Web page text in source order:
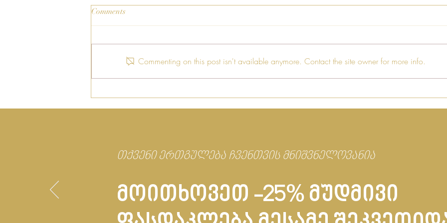
ისტორია
რა არის ნიშ სუნამო?
Comments
Commenting on this post isn't available anymore. Contact the site owner for more info.
თქვენი ერთგულება ჩვენთვის მნიშვნელოვანია
მოითხოვეთ -25% მუდმივი